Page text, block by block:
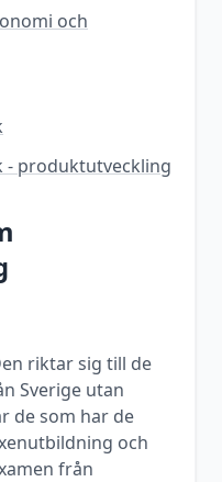
och
- produktutveckling
riktar sig till de
Sverige utan
de som har de
och
från